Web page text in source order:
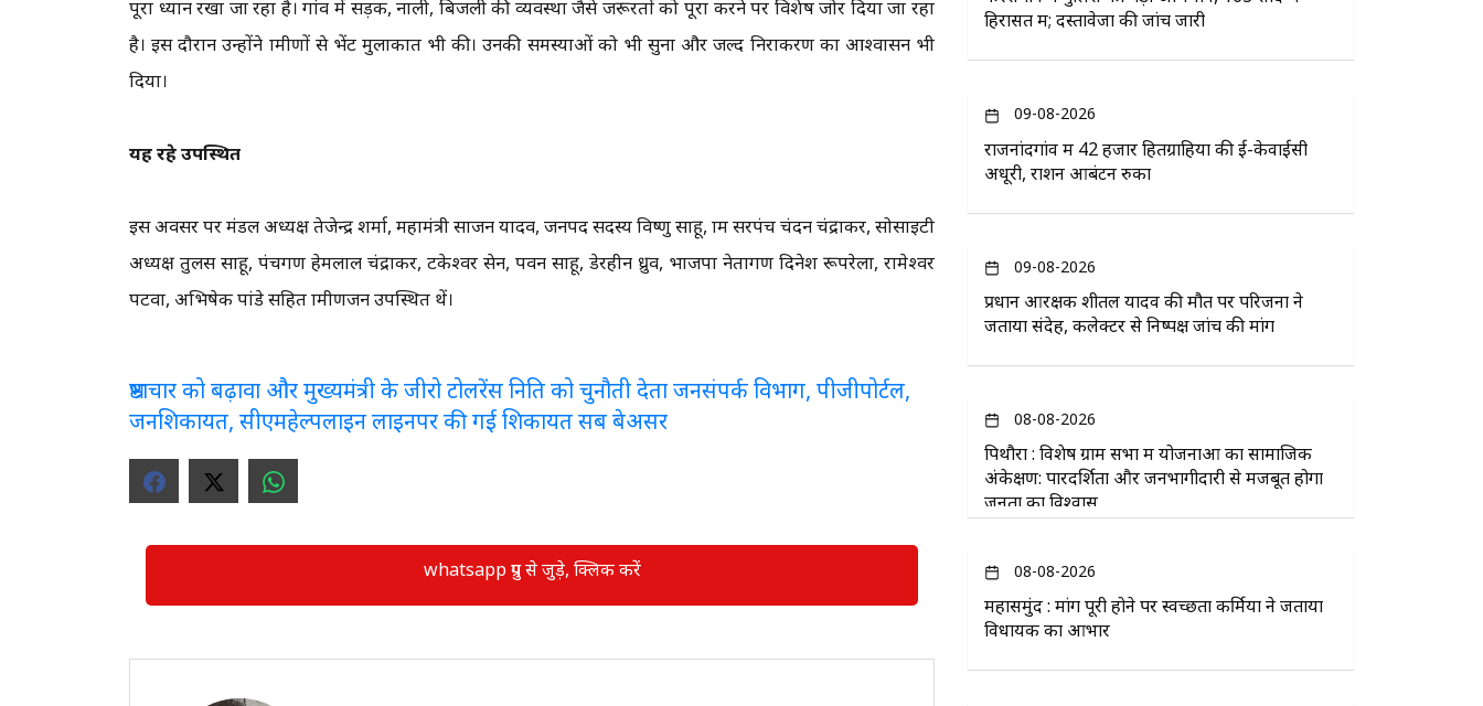
पूरा ध्यान रखा जा रहा है। गांव में सड़क, नाली, बिजली की व्यवस्था जैसे जरूरतों को पूरा करने पर विशेष जोर दिया जा रहा
है। इस दौरान उन्होंने ग्रामीणों से भेंट मुलाकात भी की। उनकी समस्याओं को भी सुना और जल्द निराकरण का आश्वासन भी
दिया।
यह रहे उपस्थित
इस अवसर पर मंडल अध्यक्ष तेजेन्द्र शर्मा, महामंत्री साजन यादव, जनपद सदस्य विष्णु साहू, ग्राम सरपंच चंदन चंद्राकर, सोसाइटी
अध्यक्ष तुलस साहू, पंचगण हेमलाल चंद्राकर, टकेश्वर सेन, पवन साहू, डेरहीन ध्रुव, भाजपा नेतागण दिनेश रूपरेला, रामेश्वर
पटवा, अभिषेक पांडे सहित ग्रामीणजन उपस्थित थें।
भ्रष्टाचार को बढ़ावा और मुख्यमंत्री के जीरो टोलरेंस निति को चुनौती देता जनसंपर्क विभाग, पीजीपोर्टल,
जनशिकायत, सीएमहेल्पलाइन लाइनपर की गई शिकायत सब बेअसर
whatsapp ग्रुप से जुड़े, क्लिक करें
हिरासत में; दस्तावेजों की जांच जारी
09-08-2026
राजनांदगांव में 42 हजार हितग्राहियों की ई-केवाईसी
अधूरी, राशन आबंटन रुका
09-08-2026
प्रधान आरक्षक शीतल यादव की मौत पर परिजनों ने
जताया संदेह, कलेक्टर से निष्पक्ष जांच की मांग
08-08-2026
पिथौरा : विशेष ग्राम सभा में योजनाओं का सामाजिक
अंकेक्षण: पारदर्शिता और जनभागीदारी से मजबूत होगा
जनता का विश्वास
08-08-2026
महासमुंद : मांग पूरी होने पर स्वच्छता कर्मियों ने जताया
विधायक का आभार